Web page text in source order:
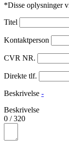
*Disse oplysninger
Titel
Kontaktperson
CVR NR.
Direkte tlf.
Beskrivelse -
Beskrivelse
0 /320